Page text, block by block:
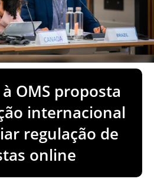
OMS proposta
internacional
regulação de
online